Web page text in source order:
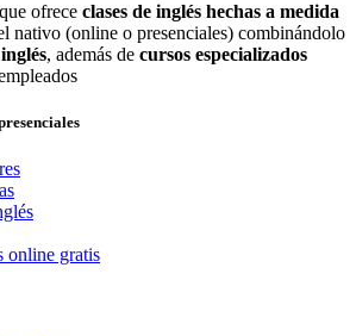
ofrece clases de inglés hechas a medida
nativo (online o presenciales) combinándolo
, además de cursos especializados
online gratis